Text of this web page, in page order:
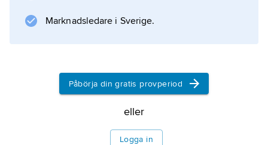
Huitzilopochtli (’kolibri till vänster’) och
Information om artikeln
Marknadsledare i Sverige.
Påbörja din gratis provperiod
eller
Logga in